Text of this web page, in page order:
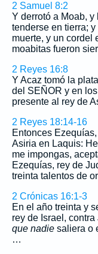
2 Samuel 8:2
Y derrotó a Moab,
tenderse en tierra;
muerte, y un cordel
moabitas fueron
2 Reyes 16:8
Y Acaz tomó la
del SEÑOR y en
presente al rey de
2 Reyes 18:14-16
Entonces
Asiria en Laquis:
me impongas,
Ezequías, rey de
treinta talentos de
2 Crónicas 16:1-3
En el año treinta y
rey de Israel,
que nadie saliera o
…